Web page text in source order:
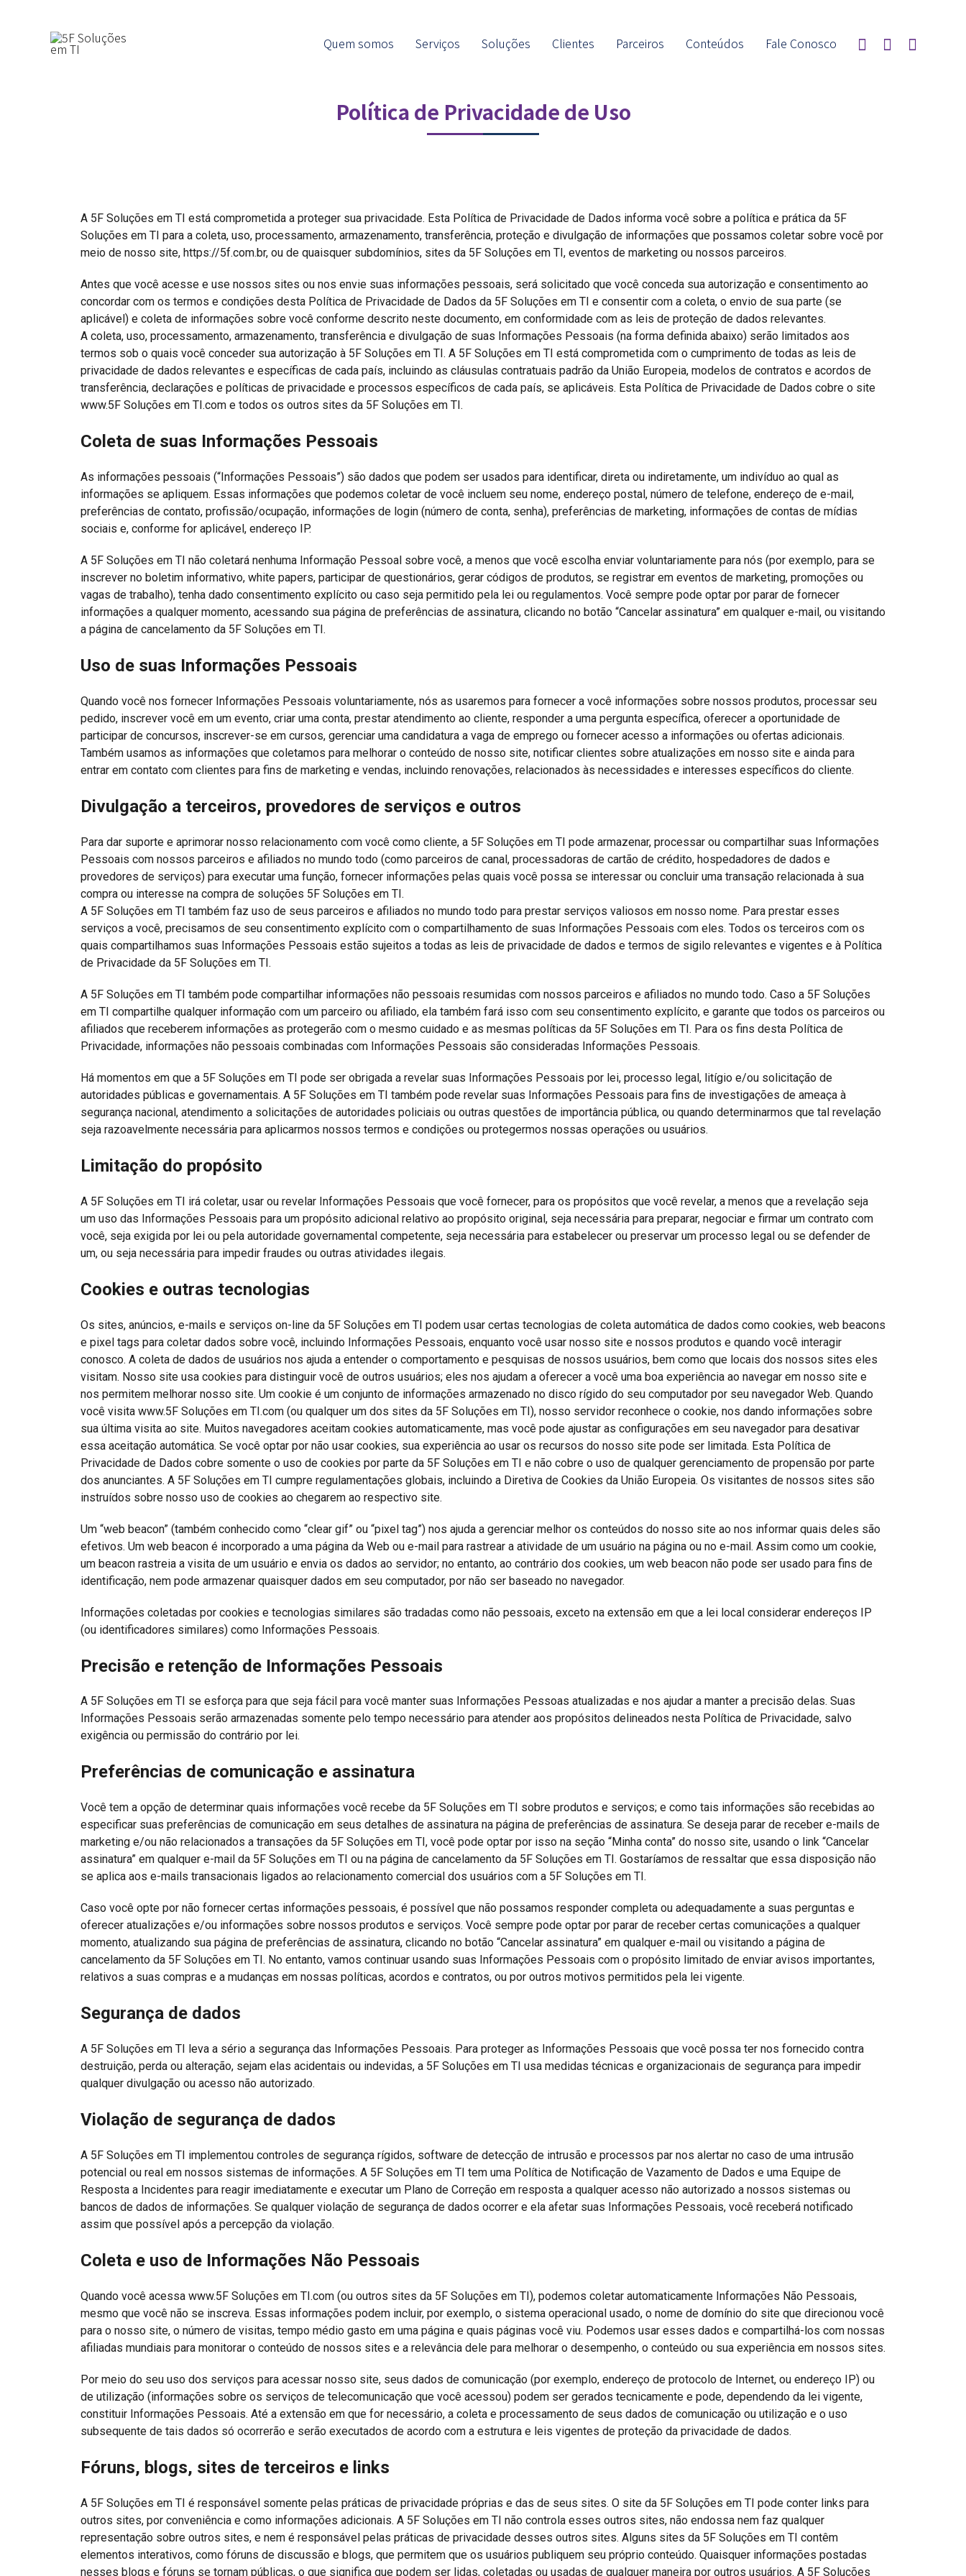
5F Soluções em TI Quem somos Serviços Soluções Clientes Parceiros Conteúdos Fale Conosco
Política de Privacidade de Uso
A 5F Soluções em TI está comprometida a proteger sua privacidade. Esta Política de Privacidade de Dados informa você sobre a política e prática da 5F
Soluções em TI para a coleta, uso, processamento, armazenamento, transferência, proteção e divulgação de informações que possamos coletar sobre você por
meio de nosso site, https://5f.com.br, ou de quaisquer subdomínios, sites da 5F Soluções em TI, eventos de marketing ou nossos parceiros.
Antes que você acesse e use nossos sites ou nos envie suas informações pessoais, será solicitado que você conceda sua autorização e consentimento ao
concordar com os termos e condições desta Política de Privacidade de Dados da 5F Soluções em TI e consentir com a coleta, o envio de sua parte (se
aplicável) e coleta de informações sobre você conforme descrito neste documento, em conformidade com as leis de proteção de dados relevantes.
A coleta, uso, processamento, armazenamento, transferência e divulgação de suas Informações Pessoais (na forma definida abaixo) serão limitados aos
termos sob o quais você conceder sua autorização à 5F Soluções em TI. A 5F Soluções em TI está comprometida com o cumprimento de todas as leis de
privacidade de dados relevantes e específicas de cada país, incluindo as cláusulas contratuais padrão da União Europeia, modelos de contratos e acordos de
transferência, declarações e políticas de privacidade e processos específicos de cada país, se aplicáveis. Esta Política de Privacidade de Dados cobre o site
www.5F Soluções em TI.com e todos os outros sites da 5F Soluções em TI.
Coleta de suas Informações Pessoais
As informações pessoais (“Informações Pessoais”) são dados que podem ser usados para identificar, direta ou indiretamente, um indivíduo ao qual as
informações se apliquem. Essas informações que podemos coletar de você incluem seu nome, endereço postal, número de telefone, endereço de e-mail,
preferências de contato, profissão/ocupação, informações de login (número de conta, senha), preferências de marketing, informações de contas de mídias
sociais e, conforme for aplicável, endereço IP.
A 5F Soluções em TI não coletará nenhuma Informação Pessoal sobre você, a menos que você escolha enviar voluntariamente para nós (por exemplo, para se
inscrever no boletim informativo, white papers, participar de questionários, gerar códigos de produtos, se registrar em eventos de marketing, promoções ou
vagas de trabalho), tenha dado consentimento explícito ou caso seja permitido pela lei ou regulamentos. Você sempre pode optar por parar de fornecer
informações a qualquer momento, acessando sua página de preferências de assinatura, clicando no botão “Cancelar assinatura” em qualquer e-mail, ou visitando
a página de cancelamento da 5F Soluções em TI.
Uso de suas Informações Pessoais
Quando você nos fornecer Informações Pessoais voluntariamente, nós as usaremos para fornecer a você informações sobre nossos produtos, processar seu
pedido, inscrever você em um evento, criar uma conta, prestar atendimento ao cliente, responder a uma pergunta específica, oferecer a oportunidade de
participar de concursos, inscrever-se em cursos, gerenciar uma candidatura a vaga de emprego ou fornecer acesso a informações ou ofertas adicionais.
Também usamos as informações que coletamos para melhorar o conteúdo de nosso site, notificar clientes sobre atualizações em nosso site e ainda para
entrar em contato com clientes para fins de marketing e vendas, incluindo renovações, relacionados às necessidades e interesses específicos do cliente.
Divulgação a terceiros, provedores de serviços e outros
Para dar suporte e aprimorar nosso relacionamento com você como cliente, a 5F Soluções em TI pode armazenar, processar ou compartilhar suas Informações
Pessoais com nossos parceiros e afiliados no mundo todo (como parceiros de canal, processadoras de cartão de crédito, hospedadores de dados e
provedores de serviços) para executar uma função, fornecer informações pelas quais você possa se interessar ou concluir uma transação relacionada à sua
compra ou interesse na compra de soluções 5F Soluções em TI.
A 5F Soluções em TI também faz uso de seus parceiros e afiliados no mundo todo para prestar serviços valiosos em nosso nome. Para prestar esses
serviços a você, precisamos de seu consentimento explícito com o compartilhamento de suas Informações Pessoais com eles. Todos os terceiros com os
quais compartilhamos suas Informações Pessoais estão sujeitos a todas as leis de privacidade de dados e termos de sigilo relevantes e vigentes e à Política
de Privacidade da 5F Soluções em TI.
A 5F Soluções em TI também pode compartilhar informações não pessoais resumidas com nossos parceiros e afiliados no mundo todo. Caso a 5F Soluções
em TI compartilhe qualquer informação com um parceiro ou afiliado, ela também fará isso com seu consentimento explícito, e garante que todos os parceiros ou
afiliados que receberem informações as protegerão com o mesmo cuidado e as mesmas políticas da 5F Soluções em TI. Para os fins desta Política de
Privacidade, informações não pessoais combinadas com Informações Pessoais são consideradas Informações Pessoais.
Há momentos em que a 5F Soluções em TI pode ser obrigada a revelar suas Informações Pessoais por lei, processo legal, litígio e/ou solicitação de
autoridades públicas e governamentais. A 5F Soluções em TI também pode revelar suas Informações Pessoais para fins de investigações de ameaça à
segurança nacional, atendimento a solicitações de autoridades policiais ou outras questões de importância pública, ou quando determinarmos que tal revelação
seja razoavelmente necessária para aplicarmos nossos termos e condições ou protegermos nossas operações ou usuários.
Limitação do propósito
A 5F Soluções em TI irá coletar, usar ou revelar Informações Pessoais que você fornecer, para os propósitos que você revelar, a menos que a revelação seja
um uso das Informações Pessoais para um propósito adicional relativo ao propósito original, seja necessária para preparar, negociar e firmar um contrato com
você, seja exigida por lei ou pela autoridade governamental competente, seja necessária para estabelecer ou preservar um processo legal ou se defender de
um, ou seja necessária para impedir fraudes ou outras atividades ilegais.
Cookies e outras tecnologias
Os sites, anúncios, e-mails e serviços on-line da 5F Soluções em TI podem usar certas tecnologias de coleta automática de dados como cookies, web beacons
e pixel tags para coletar dados sobre você, incluindo Informações Pessoais, enquanto você usar nosso site e nossos produtos e quando você interagir
conosco. A coleta de dados de usuários nos ajuda a entender o comportamento e pesquisas de nossos usuários, bem como que locais dos nossos sites eles
visitam. Nosso site usa cookies para distinguir você de outros usuários; eles nos ajudam a oferecer a você uma boa experiência ao navegar em nosso site e
nos permitem melhorar nosso site. Um cookie é um conjunto de informações armazenado no disco rígido do seu computador por seu navegador Web. Quando
você visita www.5F Soluções em TI.com (ou qualquer um dos sites da 5F Soluções em TI), nosso servidor reconhece o cookie, nos dando informações sobre
sua última visita ao site. Muitos navegadores aceitam cookies automaticamente, mas você pode ajustar as configurações em seu navegador para desativar
essa aceitação automática. Se você optar por não usar cookies, sua experiência ao usar os recursos do nosso site pode ser limitada. Esta Política de
Privacidade de Dados cobre somente o uso de cookies por parte da 5F Soluções em TI e não cobre o uso de qualquer gerenciamento de propensão por parte
dos anunciantes. A 5F Soluções em TI cumpre regulamentações globais, incluindo a Diretiva de Cookies da União Europeia. Os visitantes de nossos sites são
instruídos sobre nosso uso de cookies ao chegarem ao respectivo site.
Um “web beacon” (também conhecido como “clear gif” ou “pixel tag”) nos ajuda a gerenciar melhor os conteúdos do nosso site ao nos informar quais deles são
efetivos. Um web beacon é incorporado a uma página da Web ou e-mail para rastrear a atividade de um usuário na página ou no e-mail. Assim como um cookie,
um beacon rastreia a visita de um usuário e envia os dados ao servidor; no entanto, ao contrário dos cookies, um web beacon não pode ser usado para fins de
identificação, nem pode armazenar quaisquer dados em seu computador, por não ser baseado no navegador.
Informações coletadas por cookies e tecnologias similares são tradadas como não pessoais, exceto na extensão em que a lei local considerar endereços IP
(ou identificadores similares) como Informações Pessoais.
Precisão e retenção de Informações Pessoais
A 5F Soluções em TI se esforça para que seja fácil para você manter suas Informações Pessoas atualizadas e nos ajudar a manter a precisão delas. Suas
Informações Pessoais serão armazenadas somente pelo tempo necessário para atender aos propósitos delineados nesta Política de Privacidade, salvo
exigência ou permissão do contrário por lei.
Preferências de comunicação e assinatura
Você tem a opção de determinar quais informações você recebe da 5F Soluções em TI sobre produtos e serviços; e como tais informações são recebidas ao
especificar suas preferências de comunicação em seus detalhes de assinatura na página de preferências de assinatura. Se deseja parar de receber e-mails de
marketing e/ou não relacionados a transações da 5F Soluções em TI, você pode optar por isso na seção “Minha conta” do nosso site, usando o link “Cancelar
assinatura” em qualquer e-mail da 5F Soluções em TI ou na página de cancelamento da 5F Soluções em TI. Gostaríamos de ressaltar que essa disposição não
se aplica aos e-mails transacionais ligados ao relacionamento comercial dos usuários com a 5F Soluções em TI.
Caso você opte por não fornecer certas informações pessoais, é possível que não possamos responder completa ou adequadamente a suas perguntas e
oferecer atualizações e/ou informações sobre nossos produtos e serviços. Você sempre pode optar por parar de receber certas comunicações a qualquer
momento, atualizando sua página de preferências de assinatura, clicando no botão “Cancelar assinatura” em qualquer e-mail ou visitando a página de
cancelamento da 5F Soluções em TI. No entanto, vamos continuar usando suas Informações Pessoais com o propósito limitado de enviar avisos importantes,
relativos a suas compras e a mudanças em nossas políticas, acordos e contratos, ou por outros motivos permitidos pela lei vigente.
Segurança de dados
A 5F Soluções em TI leva a sério a segurança das Informações Pessoais. Para proteger as Informações Pessoais que você possa ter nos fornecido contra
destruição, perda ou alteração, sejam elas acidentais ou indevidas, a 5F Soluções em TI usa medidas técnicas e organizacionais de segurança para impedir
qualquer divulgação ou acesso não autorizado.
Violação de segurança de dados
A 5F Soluções em TI implementou controles de segurança rígidos, software de detecção de intrusão e processos par nos alertar no caso de uma intrusão
potencial ou real em nossos sistemas de informações. A 5F Soluções em TI tem uma Política de Notificação de Vazamento de Dados e uma Equipe de
Resposta a Incidentes para reagir imediatamente e executar um Plano de Correção em resposta a qualquer acesso não autorizado a nossos sistemas ou
bancos de dados de informações. Se qualquer violação de segurança de dados ocorrer e ela afetar suas Informações Pessoais, você receberá notificado
assim que possível após a percepção da violação.
Coleta e uso de Informações Não Pessoais
Quando você acessa www.5F Soluções em TI.com (ou outros sites da 5F Soluções em TI), podemos coletar automaticamente Informações Não Pessoais,
mesmo que você não se inscreva. Essas informações podem incluir, por exemplo, o sistema operacional usado, o nome de domínio do site que direcionou você
para o nosso site, o número de visitas, tempo médio gasto em uma página e quais páginas você viu. Podemos usar esses dados e compartilhá-los com nossas
afiliadas mundiais para monitorar o conteúdo de nossos sites e a relevância dele para melhorar o desempenho, o conteúdo ou sua experiência em nossos sites.
Por meio do seu uso dos serviços para acessar nosso site, seus dados de comunicação (por exemplo, endereço de protocolo de Internet, ou endereço IP) ou
de utilização (informações sobre os serviços de telecomunicação que você acessou) podem ser gerados tecnicamente e pode, dependendo da lei vigente,
constituir Informações Pessoais. Até a extensão em que for necessário, a coleta e processamento de seus dados de comunicação ou utilização e o uso
subsequente de tais dados só ocorrerão e serão executados de acordo com a estrutura e leis vigentes de proteção da privacidade de dados.
Fóruns, blogs, sites de terceiros e links
A 5F Soluções em TI é responsável somente pelas práticas de privacidade próprias e das de seus sites. O site da 5F Soluções em TI pode conter links para
outros sites, por conveniência e como informações adicionais. A 5F Soluções em TI não controla esses outros sites, não endossa nem faz qualquer
representação sobre outros sites, e nem é responsável pelas práticas de privacidade desses outros sites. Alguns sites da 5F Soluções em TI contêm
elementos interativos, como fóruns de discussão e blogs, que permitem que os usuários publiquem seu próprio conteúdo. Quaisquer informações postadas
nesses blogs e fóruns se tornam públicas, o que significa que podem ser lidas, coletadas ou usadas de qualquer maneira por outros usuários. A 5F Soluções